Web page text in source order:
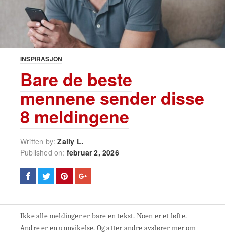
INSPIRASJON
Bare de beste
mennene sender disse
8 meldingene
Written by:Zally L.
Published on: februar 2, 2026
Ikke alle meldinger er bare en tekst. Noen er et løfte.
Andre er en unnvikelse. Og atter andre avslører mer om